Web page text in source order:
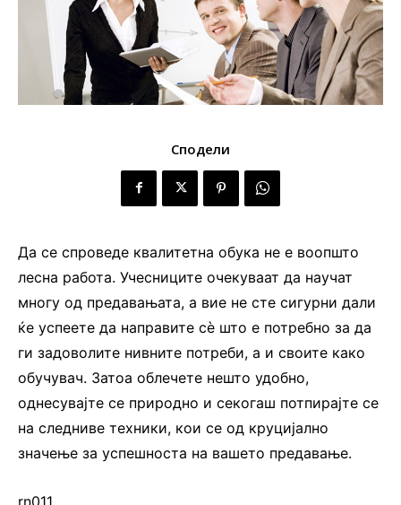
Сподели
Да се спроведе квалитетна обука не е воопшто
лесна работа. Учесниците очекуваат да научат
многу од предавањата, а вие не сте сигурни дали
ќе успеете да направите сè што е потребно за да
ги задоволите нивните потреби, а и своите како
обучувач. Затоа облечете нешто удобно,
однесувајте се природно и секогаш потпирајте се
на следниве техники, кои се од круцијално
значење за успешноста на вашето предавање.
rn011